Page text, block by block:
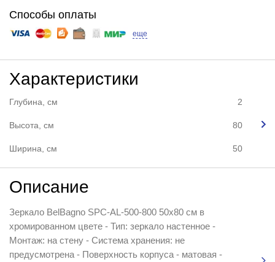
Способы оплаты
еще
Характеристики
Глубина, см 2
Высота, см 80
Ширина, см 50
Описание
Зеркало BelBagno SPC-AL-500-800 50x80 см в
хромированном цвете - Тип: зеркало настенное -
Монтаж: на стену - Система хранения: не
предусмотрена - Поверхность корпуса - матовая -